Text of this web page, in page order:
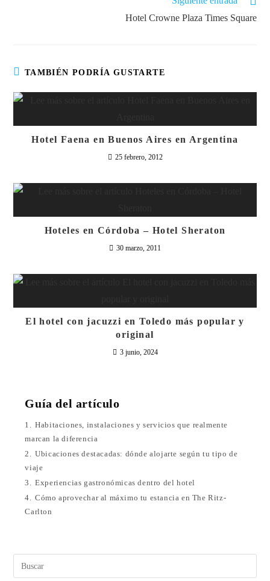
Hotel Crowne Plaza Times Square
TAMBIÉN PODRÍA GUSTARTE
Hotel Faena en Buenos Aires en Argentina
25 febrero, 2012
Hoteles en Córdoba – Hotel Sheraton
30 marzo, 2011
El hotel con jacuzzi en Toledo más popular y
original
3 junio, 2024
Guía del artículo
1. Habitaciones, instalaciones y servicios que realmente
marcan la diferencia
2. Ubicaciones destacadas: dónde alojarte según tu tipo de
viaje
3. Experiencias gastronómicas dentro del hotel
4. Cómo aprovechar al máximo tu estancia en The Ritz-
Carlton